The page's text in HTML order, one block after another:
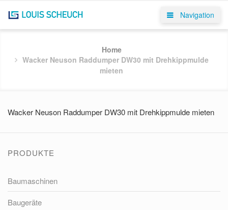
Navigation
Home
Wacker Neuson Raddumper DW30 mit Drehkippmulde
mieten
Wacker Neuson Raddumper DW30 mit Drehkippmulde mieten
PRODUKTE
Baumaschinen
Baugeräte